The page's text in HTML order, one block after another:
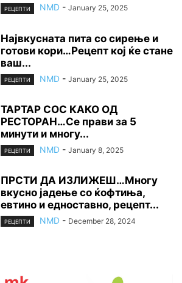
РЕЦЕПТИ NMD - January 25, 2025
Највкусната пита со сирење и
готови кори…Рецепт кој ќе стане
ваш...
РЕЦЕПТИ NMD - January 25, 2025
ТАРТАР СОС КАКО ОД
РЕСТОРАН…Се прави за 5
минути и многу...
РЕЦЕПТИ NMD - January 8, 2025
ПРСТИ ДА ИЗЛИЖЕШ…Многу
вкусно јадење со ќофтиња,
евтино и едноставно, рецепт...
РЕЦЕПТИ NMD - December 28, 2024